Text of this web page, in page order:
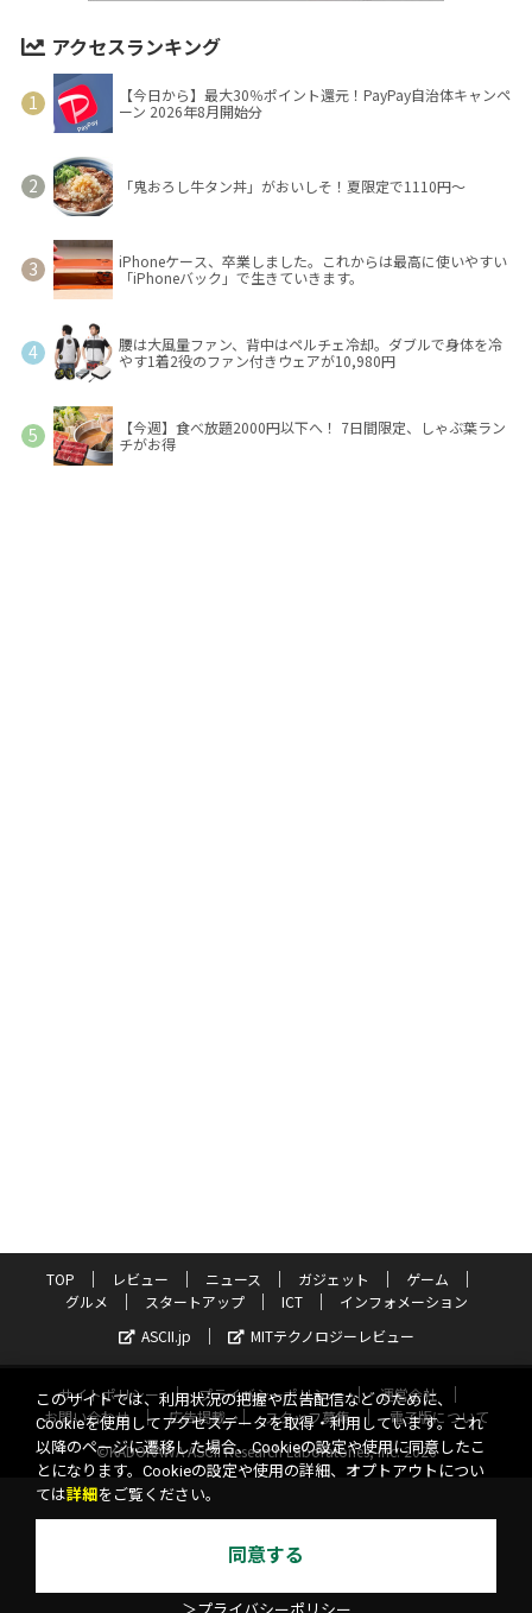
アクセスランキング
【今日から】最大30％ポイント還元！PayPay自治体キャンペ
ーン 2026年8月開始分
「鬼おろし牛タン丼」がおいしそ！夏限定で1110円～
iPhoneケース、卒業しました。これからは最高に使いやすい
「iPhoneバック」で生きていきます。
腰は大風量ファン、背中はペルチェ冷却。ダブルで身体を冷
やす1着2役のファン付きウェアが10,980円
【今週】食べ放題2000円以下へ！ 7日間限定、しゃぶ葉ラン
チがお得
TOP レビュー ニュース ガジェット
ゲーム
グルメ
スタートアップ ICT
インフォメーション
ASCII.jp
MITテクノロジーレビュー
サイトポリシー プライバシーポリシー
運営会社
お問い合わせ
広告掲載 スタッフ募集
電子版について
©KADOKAWA ASCII Research Laboratories, Inc. 2026
このサイトでは、利用状況の把握や広告配信などのために、
Cookieを使用してアクセスデータを取得・利用しています。これ
以降のページに遷移した場合、Cookieの設定や使用に同意したこ
とになります。Cookieの設定や使用の詳細、オプトアウトについ
ては詳細 をご覧ください。
同意する